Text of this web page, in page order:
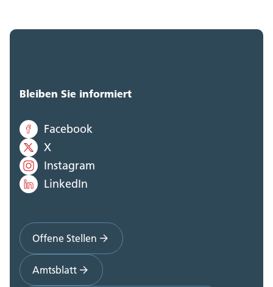
Bleiben Sie informiert
Facebook
X
Instagram
LinkedIn
Offene Stellen
Amtsblatt